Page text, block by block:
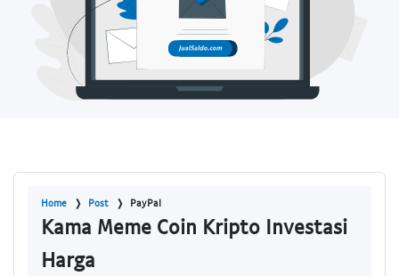
Home Post PayPal
Kama Meme Coin Kripto Investasi
Harga